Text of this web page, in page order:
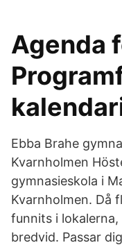
Agenda
Ebba Brahe
Kvarnholmen
gymnasieskola i
Kvarnholmen. Då
funnits i
bredvid. Passar